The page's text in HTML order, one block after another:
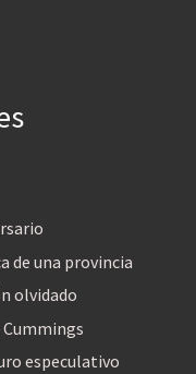
de una provincia
olvidado
Cummings
especulativo